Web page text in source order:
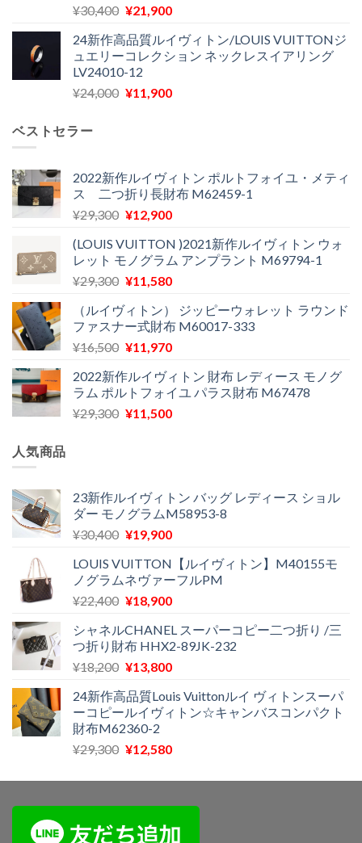
¥27,200
し
た。
は
で
す。
¥30,400 元
価
格
は
¥30,400
¥21,900現
の
価
は
24新作高品質ルイヴィトン/LOUIS VUITTONジ
ュエリーコレクション ネックレスイアリング
LV24010-12
¥24,000 元
¥24,000
で
し
¥11,900現
は
¥11,900
で
ベストセラー
2022新作ルイヴィトン ポルトフォイユ・メティ
ス 二つ折り長財布 M62459-1
¥29,300 元
価
格
は
で
し
た。
¥12,900現
の
価
格
¥12,900
で
す。
(LOUIS VUITTON )2021新作ルイヴィトン ウォ
レット モノグラム アンプラント M69794-1
¥29,300 元
価
格
は
で
し
た。
¥11,580現
の
価
格
¥11,580
で
す。
（ルイヴィトン） ジッピーウォレット ラウンド
ファスナー式財布 M60017-333
¥16,500 元
価
格
は
¥11,970現
の
価
格
2022新作ルイヴィトン 財布 レディース モノグ
ラム ポルトフォイユ パラス財布 M67478
¥29,300 元
¥29,300
で
し
¥11,500現
は
¥11,500
で
人気商品
23新作ルイヴィトン バッグ レディース ショル
ダー モノグラムM58953-8
¥30,400 元
価
格
は
で
し
た。
¥19,900現
の
価
格
¥19,900
で
す。
LOUIS VUITTON【ルイヴィトン】M40155モ
ノグラムネヴァーフルPM
¥22,400 元
価
格
は
で
し
た。
¥18,900現
の
価
格
¥18,900
で
シャネルCHANEL スーパーコピー二つ折り /三
つ折り財布 HHX2-89JK-232
¥18,200 元
価
格
は
¥18,200
し
¥13,800現
の
価
は
で
24新作高品質Louis Vuittonルイ ヴィトンスーパ
ーコピールイヴィトン☆キャンバスコンパクト
財布M62360-2
¥29,300 元
価
¥29,300
¥12,580現
の
は